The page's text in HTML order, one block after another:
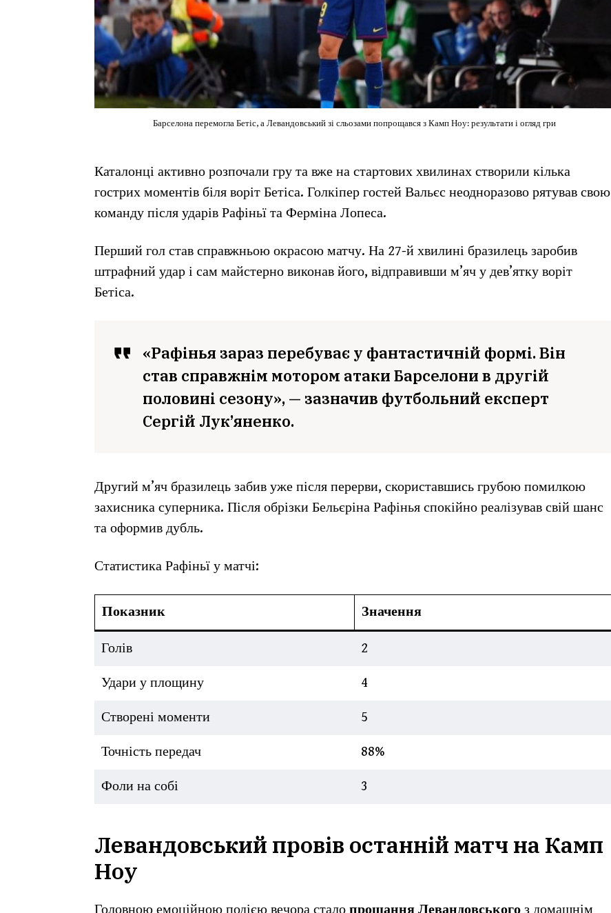
Барселона перемогла Бетіс, а Левандовський зі сльозами попрощався з Камп Ноу: результати і огляд гри
Каталонці активно розпочали гру та вже на стартових хвилинах створили кілька
гострих моментів біля воріт Бетіса. Голкіпер гостей Вальєс неодноразово рятував свою
команду після ударів Рафіньї та Ферміна Лопеса.
Перший гол став справжньою окрасою матчу. На 27-й хвилині бразилець заробив
штрафний удар і сам майстерно виконав його, відправивши м’яч у дев’ятку воріт
Бетіса.
«Рафінья зараз перебуває у фантастичній формі. Він
став справжнім мотором атаки Барселони в другій
половині сезону», — зазначив футбольний експерт
Сергій Лук’яненко.
Другий м’яч бразилець забив уже після перерви, скориставшись грубою помилкою
захисника суперника. Після обрізки Бельєріна Рафінья спокійно реалізував свій шанс
та оформив дубль.
Статистика Рафіньї у матчі:
Показник Значення
Голів 2
Удари у площину 4
Створені моменти 5
Точність передач 88%
Фоли на собі 3
Левандовський провів останній матч на Камп
Ноу